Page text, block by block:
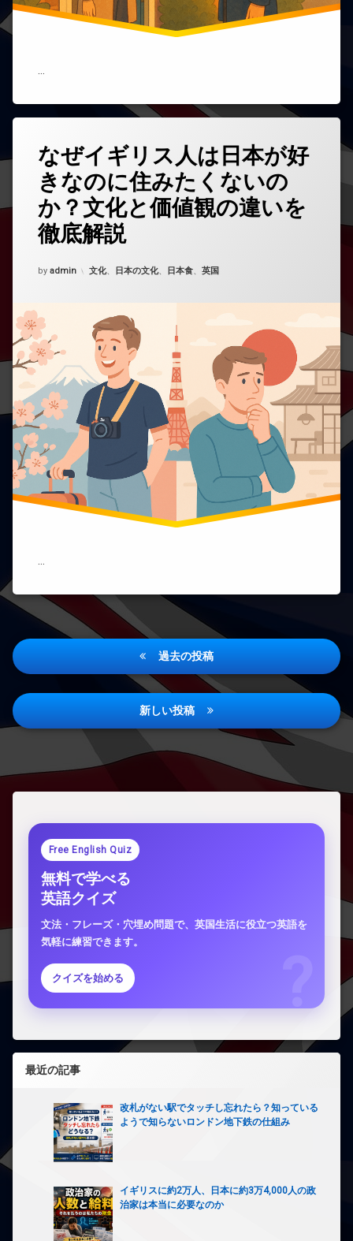
…
込
交
文
化
と
マ
ナ
ー
解
なぜイギリス人は日本が好
きなのに住みたくないの
か？文化と価値観の違いを
徹底解説
2025年10月15日
by admin カテゴリー:
文化、 日本の文化、 日本食 英国
コ
メ
ン
ト
を
ど
う
ぞ
ぜ
リ
ス
人
は
本
が
好
き
な
の
に
み
文
化
観
を
解
投
稿
ナ
ビ
シ
ン
過去の投稿
新しい投稿
Free English Quiz
無料で学べる
英語クイズ
文法・フレーズ・穴埋め問題で、英国生活に役立つ英語を
気軽に練習できます。
クイズを始める
最近の記事
改札がない駅でタッチし忘れたら？知っている
ようで知らないロンドン地下鉄の仕組み
イギリスに約2万人、日本に約3万4,000人の政
治家は本当に必要なのか